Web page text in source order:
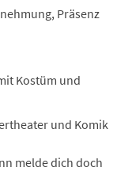
Präsenz
Kostüm und
und Komik
melde dich doch